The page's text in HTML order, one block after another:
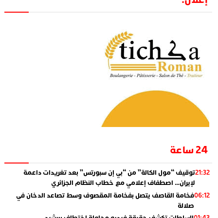
24 ساعة
21:32توقيف “مول الكالة” من “بي إن سبورتس” بعد تغريدات داعمة
لإيران… اصطفاف إعلامي مع خطاب النظام الجزائري
06:12فخامة القاصف يتصل بفخامة المقصوف وسط تصاعد الدخان في
صلالة